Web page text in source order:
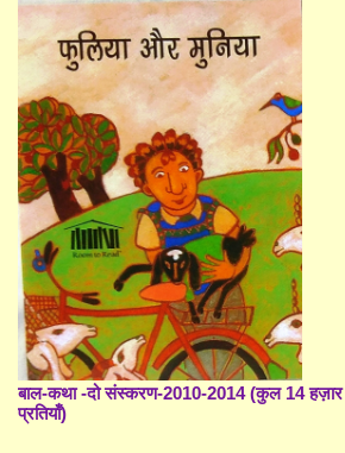
बाल-कथा -दो संस्करण-2010-2014 (कुल 14 हज़ार
प्रतियाँ)